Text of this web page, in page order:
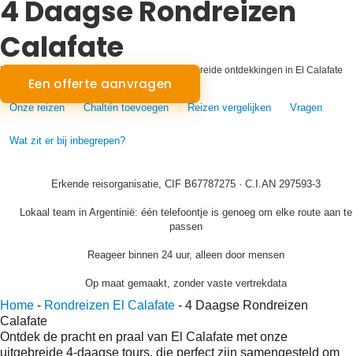
4 Daagse Rondreizen
Calafate
Patagonisch Panorama: Vier dagen van uitgebreide ontdekkingen in El Calafate
Een offerte aanvragen
Onze reizen Chaltén toevoegen Reizen vergelijken Vragen
Wat zit er bij inbegrepen?
Erkende reisorganisatie, CIF B67787275 · C.I.AN 297593-3
Lokaal team in Argentinië: één telefoontje is genoeg om elke route aan te
passen
Reageer binnen 24 uur, alleen door mensen
Op maat gemaakt, zonder vaste vertrekdata
Home - Rondreizen El Calafate - 4 Daagse Rondreizen
Calafate
Ontdek de pracht en praal van El Calafate met onze
uitgebreide 4-daagse tours, die perfect zijn samengesteld om